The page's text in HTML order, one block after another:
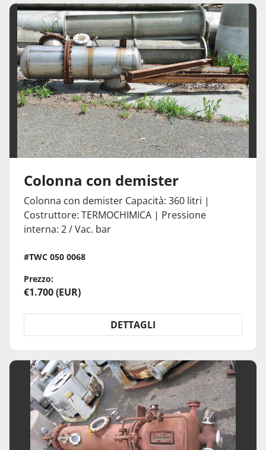
Colonna con demister
Colonna con demister Capacità: 360 litri |
Costruttore: TERMOCHIMICA | Pressione
interna: 2 / Vac. bar
#TWC 050 0068
Prezzo:
€1.700 (EUR)
DETTAGLI